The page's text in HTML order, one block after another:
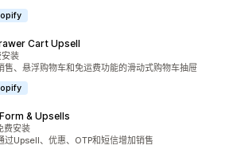
Cart Upsell
）装
售、悬浮购物车和免运费功能的滑动式购物车抽屉
& Upsells
）
费安装
过Upsell、优惠、OTP和短信增加销售